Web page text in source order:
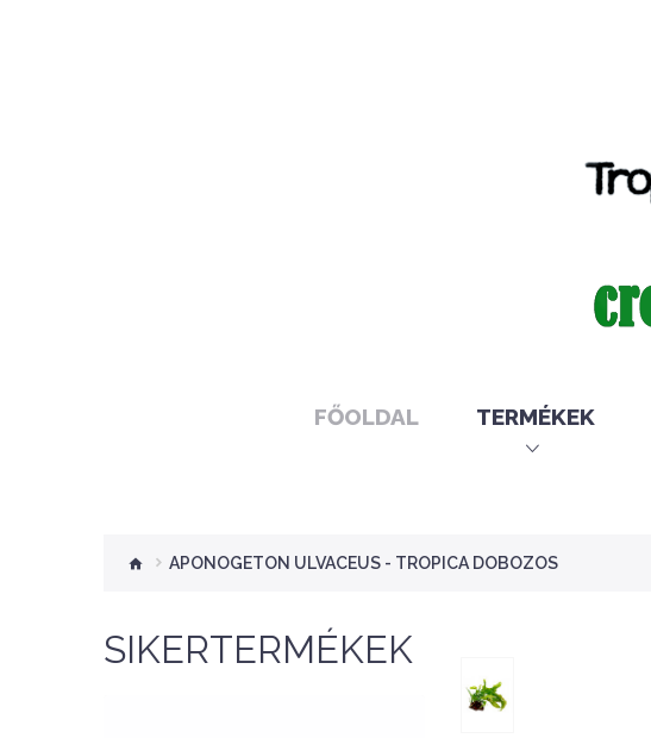
FŐOLDAL TERMÉKEK
APONOGETON ULVACEUS - TROPICA DOBOZOS
SIKERTERMÉKEK